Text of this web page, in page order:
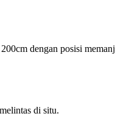
dengan posisi
di situ.